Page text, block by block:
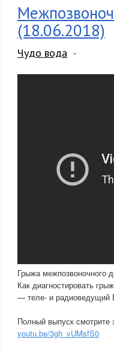
(18.06.2018)
Чудо вода
Грыжа межпозвоночного
Как диагностировать
— теле- и радиоведущий
Полный выпуск смотрите
youtu.be/3gh_vUMsfS0